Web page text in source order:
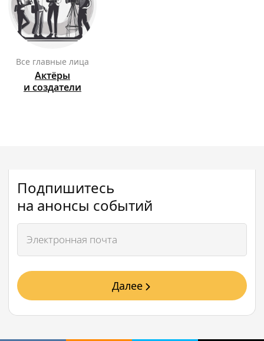
Все главные лица
Актёры
и создатели
Подпишитесь
на анонсы событий
Далее